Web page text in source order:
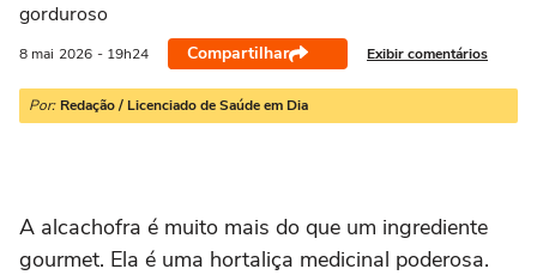
gorduroso
8 mai 2026 - 19h24 Compartilhar Exibir comentários
Por: Redação / Licenciado de Saúde em Dia
A alcachofra é muito mais do que um ingrediente
gourmet. Ela é uma hortaliça medicinal poderosa.